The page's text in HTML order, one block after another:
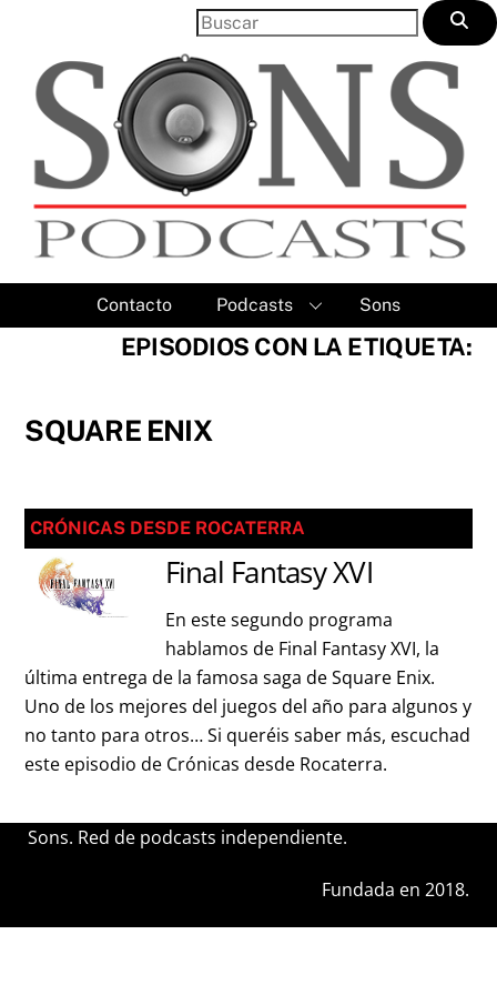
content
Contacto Podcasts Sons
EPISODIOS CON LA ETIQUETA:
SQUARE ENIX
CRÓNICAS DESDE ROCATERRA
Final Fantasy XVI
En este segundo programa
hablamos de Final Fantasy XVI, la
última entrega de la famosa saga de Square Enix.
Uno de los mejores del juegos del año para algunos y
no tanto para otros… Si queréis saber más, escuchad
este episodio de Crónicas desde Rocaterra.
Sons. Red de podcasts independiente.
Fundada en 2018.